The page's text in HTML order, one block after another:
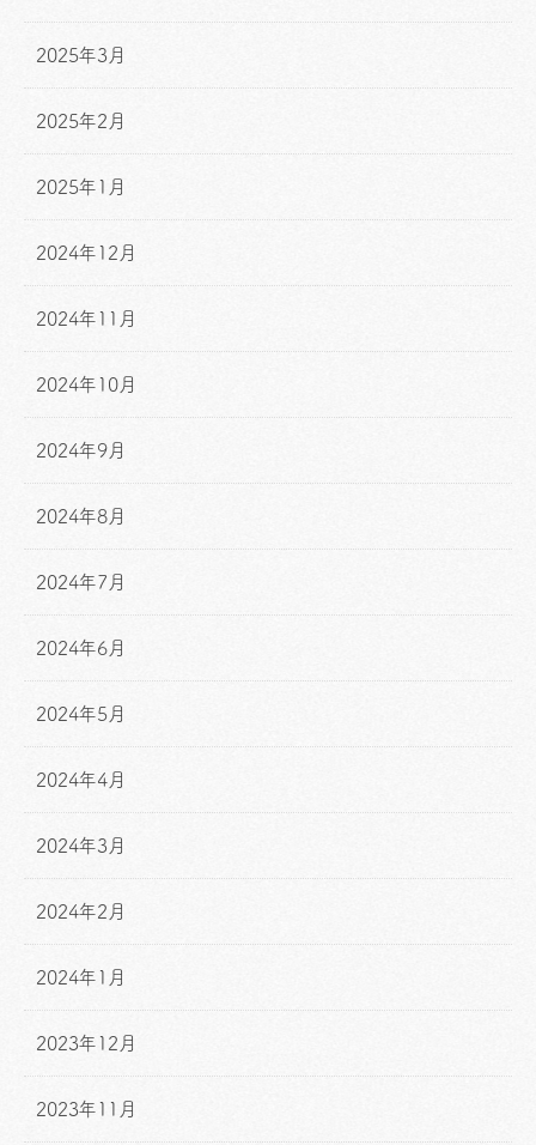
2025年3月
2025年2月
2025年1月
2024年12月
2024年11月
2024年10月
2024年9月
2024年8月
2024年7月
2024年6月
2024年5月
2024年4月
2024年3月
2024年2月
2024年1月
2023年12月
2023年11月